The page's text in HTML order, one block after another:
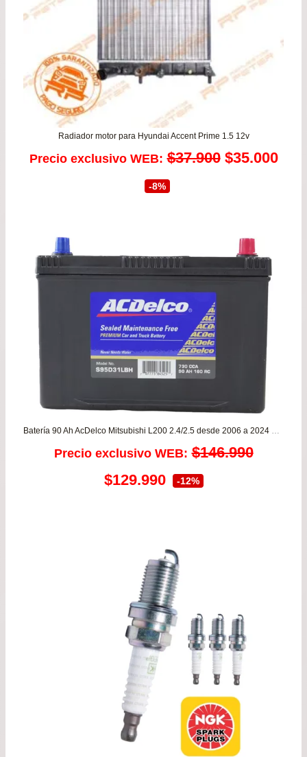
Radiador motor para Hyundai Accent Prime 1.5 12v
Precio exclusivo WEB: $37.900 El
era:
$37.900.
$35.000El
-8%
Batería 90 Ah AcDelco Mitsubishi L200 2.4/2.5 desde 2006 a 2024 – Montero 2.5/3.2 – Garantía 8 meses
Precio exclusivo WEB: $146.990
El
$146.990.
$129.990El
es:
$129.990.
-12%